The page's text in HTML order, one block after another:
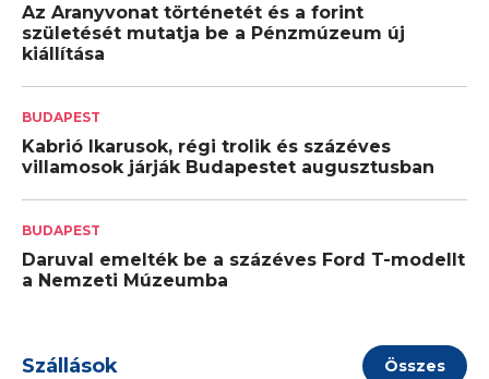
Az Aranyvonat történetét és a forint
születését mutatja be a Pénzmúzeum új
kiállítása
BUDAPEST
Kabrió Ikarusok, régi trolik és százéves
villamosok járják Budapestet augusztusban
BUDAPEST
Daruval emelték be a százéves Ford T-modellt
a Nemzeti Múzeumba
Szállások Összes